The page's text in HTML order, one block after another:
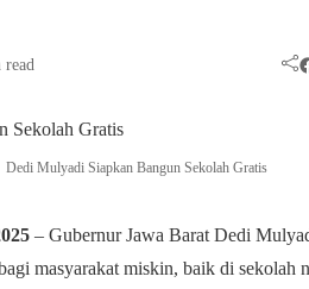
Facebook
Dedi Mulyadi Siapkan Bangun Sekolah Gratis
– Gubernur Jawa Barat Dedi
masyarakat miskin, baik di sekolah